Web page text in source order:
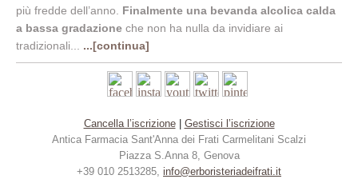
più fredde dell’anno. Finalmente una bevanda alcolica calda
a bassa gradazione che non ha nulla da invidiare ai
tradizionali...
...[continua]
Cancella l’iscrizione| Gestisci l’iscrizione
Antica Farmacia Sant'Anna dei Frati Carmelitani Scalzi
Piazza S.Anna 8, Genova
+39 010 2513285, info@erboristeriadeifrati.it